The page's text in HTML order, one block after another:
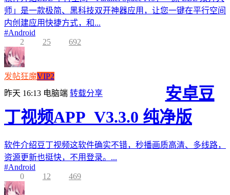
师」是一款极简、黑科技双开神器应用，让您一键在平行空间
内创建应用快捷方式，和...
#Android
2
25 692
发帖狂魔VIP2
昨天 16:13 电脑端 转载分享
安卓豆
丁视频APP_V3.3.0 纯净版
软件介绍豆丁视频这软件确实不错，秒播画质高清、多线路，
资源更新也挺快，不用登录。...
#Android
0
12 469